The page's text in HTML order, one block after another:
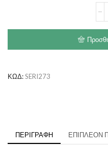
ΚΩΔ:SERI273
ΠΕΡΙΓΡΑΦΉ ΕΠΙΠΛΈΟΝ